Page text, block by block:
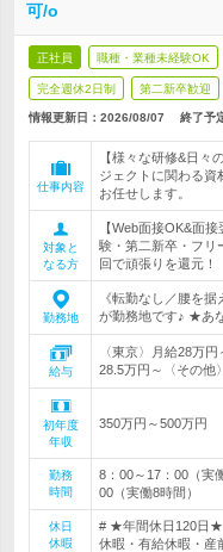
可/o
正社員 職種・業種未経験OK
完全週休2日制 第二新卒歓迎
情報更新日：2026/08/07 終了予
仕事内容
【様々な研修&日々
ジェクトに関わる資
お任せします。
対象と
なる方
【Web面接OK&面
験・第二新卒・フ
回で頑張りを還元！
勤務地
《転勤なし／腰を
が勤務地です♪ ★あ
給与
〈東京〉月給28万
28.5万円～〈その他
初年度
年収
350万円～500万円
勤務
時間
8：00～17：00（実
00（実働8時間）
休日
休暇
# ★年間休日120日★
休暇・有給休暇・産